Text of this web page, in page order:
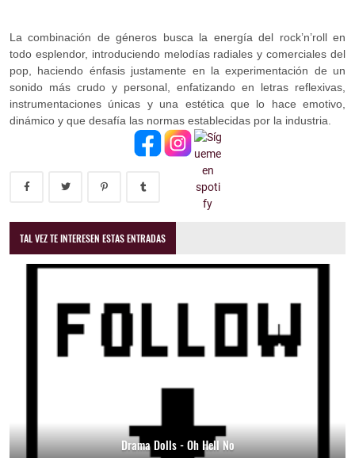
La combinación de géneros busca la energía del rock’n’roll en
todo esplendor, introduciendo melodías radiales y comerciales del
pop, haciendo énfasis justamente en la experimentación de un
sonido más crudo y personal, enfatizando en letras reflexivas,
instrumentaciones únicas y una estética que lo hace emotivo,
dinámico y que desafía las normas establecidas por la industria.
TAL VEZ TE INTERESEN ESTAS ENTRADAS
Drama Dolls - Oh Hell No